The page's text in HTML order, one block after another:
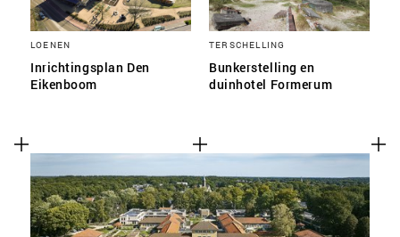
LOENEN
Inrichtingsplan Den
Eikenboom
TERSCHELLING
Bunkerstelling en
duinhotel Formerum